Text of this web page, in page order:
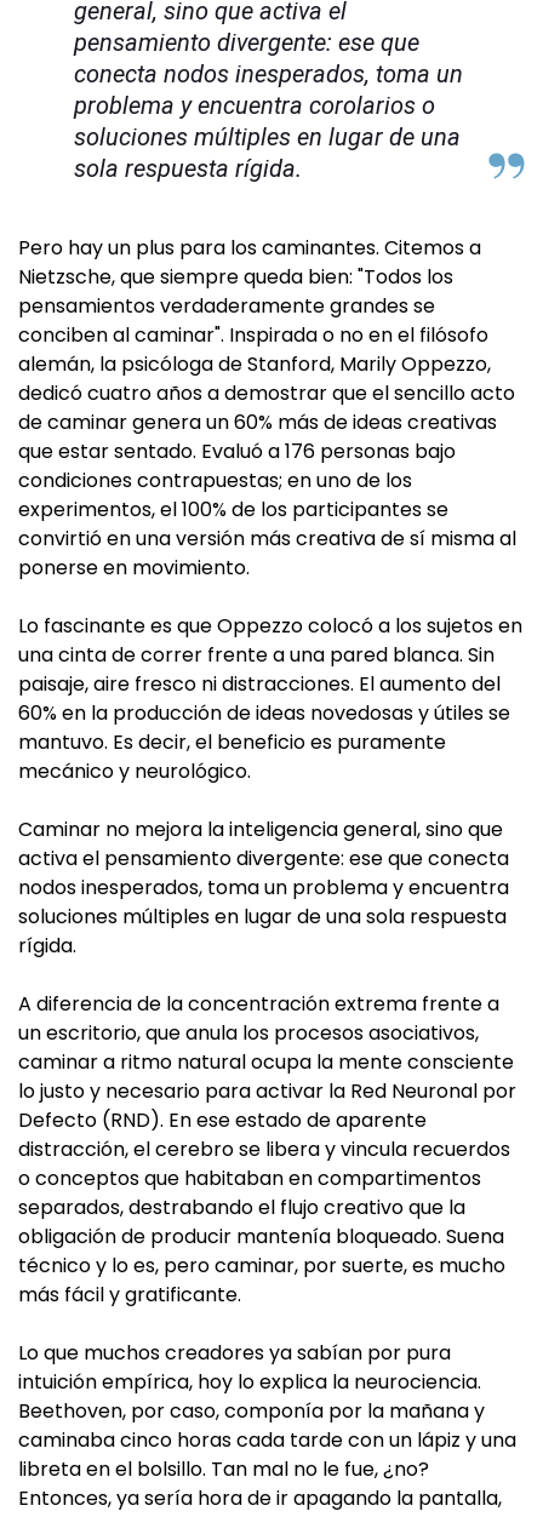
general, sino que activa el
pensamiento divergente: ese que
conecta nodos inesperados, toma un
problema y encuentra corolarios o
soluciones múltiples en lugar de una
sola respuesta rígida.
Pero hay un plus para los caminantes. Citemos a
Nietzsche, que siempre queda bien: "Todos los
pensamientos verdaderamente grandes se
conciben al caminar". Inspirada o no en el filósofo
alemán, la psicóloga de Stanford, Marily Oppezzo,
dedicó cuatro años a demostrar que el sencillo acto
de caminar genera un 60% más de ideas creativas
que estar sentado. Evaluó a 176 personas bajo
condiciones contrapuestas; en uno de los
experimentos, el 100% de los participantes se
convirtió en una versión más creativa de sí misma al
ponerse en movimiento.
Lo fascinante es que Oppezzo colocó a los sujetos en
una cinta de correr frente a una pared blanca. Sin
paisaje, aire fresco ni distracciones. El aumento del
60% en la producción de ideas novedosas y útiles se
mantuvo. Es decir, el beneficio es puramente
mecánico y neurológico.
Caminar no mejora la inteligencia general, sino que
activa el pensamiento divergente: ese que conecta
nodos inesperados, toma un problema y encuentra
soluciones múltiples en lugar de una sola respuesta
rígida.
A diferencia de la concentración extrema frente a
un escritorio, que anula los procesos asociativos,
caminar a ritmo natural ocupa la mente consciente
lo justo y necesario para activar la Red Neuronal por
Defecto (RND). En ese estado de aparente
distracción, el cerebro se libera y vincula recuerdos
o conceptos que habitaban en compartimentos
separados, destrabando el flujo creativo que la
obligación de producir mantenía bloqueado. Suena
técnico y lo es, pero caminar, por suerte, es mucho
más fácil y gratificante.
Lo que muchos creadores ya sabían por pura
intuición empírica, hoy lo explica la neurociencia.
Beethoven, por caso, componía por la mañana y
caminaba cinco horas cada tarde con un lápiz y una
libreta en el bolsillo. Tan mal no le fue, ¿no?
Entonces, ya sería hora de ir apagando la pantalla,